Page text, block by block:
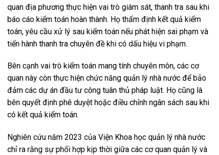
quan địa phương thực hiện vai trò giám sát, thanh tra sau khi
báo cáo kiểm toán hoàn thành. Họ thẩm định kết quả kiểm
toán, yêu cầu xử lý sau kiểm toán nếu phát hiện sai phạm và
tiến hành thanh tra chuyên đề khi có dấu hiệu vi phạm.
Bên cạnh vai trò kiểm toán mang tính chuyên môn, các cơ
quan này còn thực hiện chức năng quản lý nhà nước để bảo
đảm các dự án đầu tư công tuân thủ pháp luật. Họ cũng là
bên quyết định phê duyệt hoặc điều chỉnh ngân sách sau khi
có kết quả kiểm toán.
Nghiên cứu năm 2023 của Viện Khoa học quản lý nhà nước
chỉ ra rằng sự phối hợp kịp thời giữa các cơ quan quản lý và